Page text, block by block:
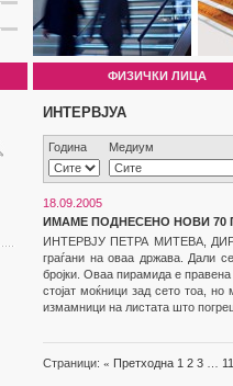
ФИЗИЧКИ ЛИЦА
ИНТЕРВЈУА
Година Медиум
18.09.2005
ИМАМЕ ПОДНЕСЕНО НОВИ 70
ИНТЕРВЈУ ПЕТРА МИТЕВА,
граѓани на оваа држава. Дали
бројки. Оваа пирамида е
стојат моќници зад сето тоа,
измамници на листата што
Страници: « Претходна 1 2 3 11